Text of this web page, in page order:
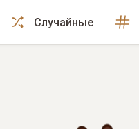
Случайные